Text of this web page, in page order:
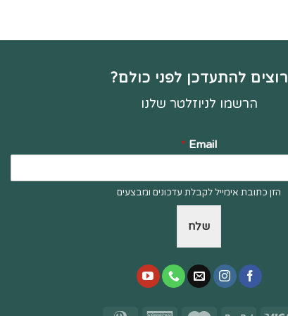
רוצים להתעדכן לפני כולם?
הרשמו לניוזלטר שלנו
Email
*
הזן כתובת אימייל לקבלת עדכונים ומבצעים
שלח